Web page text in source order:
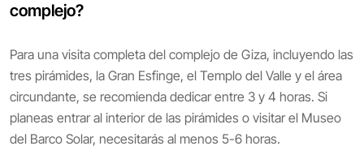
complejo?
Para una visita completa del complejo de Giza, incluyendo las
tres pirámides, la Gran Esfinge, el Templo del Valle y el área
circundante, se recomienda dedicar entre 3 y 4 horas. Si
planeas entrar al interior de las pirámides o visitar el Museo
del Barco Solar, necesitarás al menos 5-6 horas.